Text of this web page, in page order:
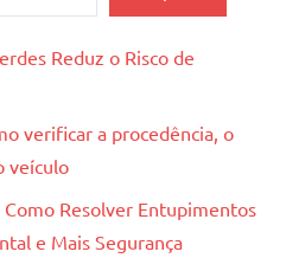
Reduz o Risco de
verificar a procedência, o
veículo
Resolver Entupimentos
e Mais Segurança